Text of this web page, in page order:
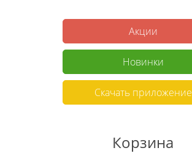
Акции
Новинки
Скачать приложение
Корзина